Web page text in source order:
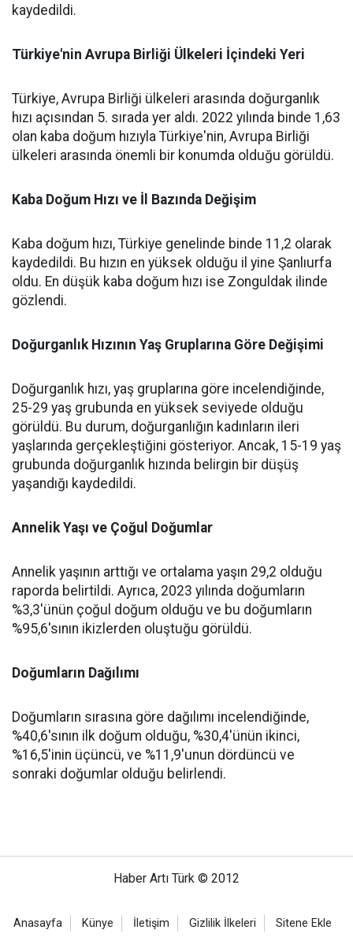
kaydedildi.
Türkiye'nin Avrupa Birliği Ülkeleri İçindeki Yeri
Türkiye, Avrupa Birliği ülkeleri arasında doğurganlık
hızı açısından 5. sırada yer aldı. 2022 yılında binde 1,63
olan kaba doğum hızıyla Türkiye'nin, Avrupa Birliği
ülkeleri arasında önemli bir konumda olduğu görüldü.
Kaba Doğum Hızı ve İl Bazında Değişim
Kaba doğum hızı, Türkiye genelinde binde 11,2 olarak
kaydedildi. Bu hızın en yüksek olduğu il yine Şanlıurfa
oldu. En düşük kaba doğum hızı ise Zonguldak ilinde
gözlendi.
Doğurganlık Hızının Yaş Gruplarına Göre Değişimi
Doğurganlık hızı, yaş gruplarına göre incelendiğinde,
25-29 yaş grubunda en yüksek seviyede olduğu
görüldü. Bu durum, doğurganlığın kadınların ileri
yaşlarında gerçekleştiğini gösteriyor. Ancak, 15-19 yaş
grubunda doğurganlık hızında belirgin bir düşüş
yaşandığı kaydedildi.
Annelik Yaşı ve Çoğul Doğumlar
Annelik yaşının arttığı ve ortalama yaşın 29,2 olduğu
raporda belirtildi. Ayrıca, 2023 yılında doğumların
%3,3'ünün çoğul doğum olduğu ve bu doğumların
%95,6'sının ikizlerden oluştuğu görüldü.
Doğumların Dağılımı
Doğumların sırasına göre dağılımı incelendiğinde,
%40,6'sının ilk doğum olduğu, %30,4'ünün ikinci,
%16,5'inin üçüncü, ve %11,9'unun dördüncü ve
sonraki doğumlar olduğu belirlendi.
Haber Artı Türk © 2012
Anasayfa Künye İletişim Gizlilik İlkeleri Sitene Ekle